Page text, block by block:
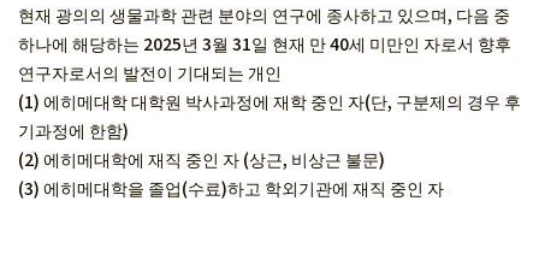
현재 광의의 생물과학 관련 분야의 연구에 종사하고 있으며, 다음 중
하나에 해당하는 2025년 3월 31일 현재 만 40세 미만인 자로서 향후
연구자로서의 발전이 기대되는 개인
(1) 에히메대학 대학원 박사과정에 재학 중인 자(단, 구분제의 경우 후
기과정에 한함)
(2) 에히메대학에 재직 중인 자 (상근, 비상근 불문)
(3) 에히메대학을 졸업(수료)하고 학외기관에 재직 중인 자